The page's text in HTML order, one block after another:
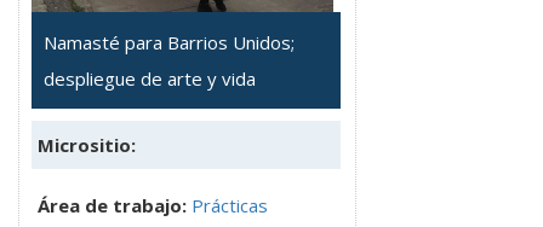
Namasté para Barrios Unidos;
despliegue de arte y vida
Micrositio:
Área de trabajo: Prácticas